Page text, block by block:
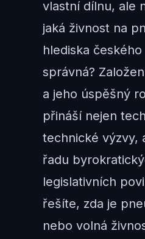
vlastní dílnu, ale
jaká živnost na
hlediska
správná?
a jeho úspěšný
přináší nejen
technické výzvy,
řadu
legislativních
řešíte, zda je
nebo volná